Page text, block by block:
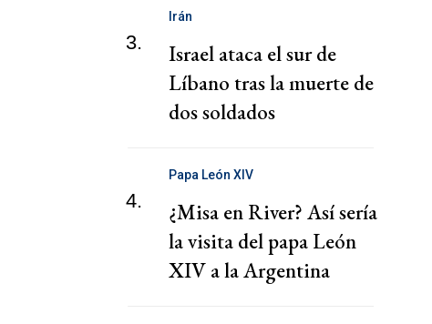
3.
Irán
Israel ataca el sur de
Líbano tras la muerte de
dos soldados
4.
Papa León XIV
¿Misa en River? Así sería
la visita del papa León
XIV a la Argentina